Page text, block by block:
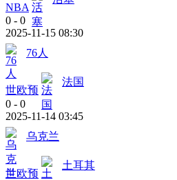
NBA
0 - 0
2025-11-15 08:30
76人
世欧预
法国
0 - 0
2025-11-14 03:45
乌克兰
世欧预
土耳其